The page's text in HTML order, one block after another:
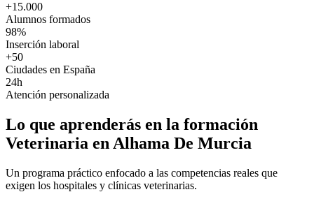
+15.000
Alumnos formados
98%
Inserción laboral
+50
Ciudades en España
24h
Atención personalizada
Lo que aprenderás en la formación
Veterinaria en Alhama De Murcia
Un programa práctico enfocado a las competencias reales que
exigen los hospitales y clínicas veterinarias.